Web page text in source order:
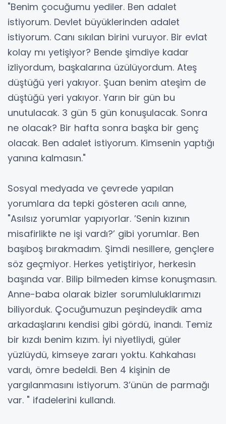
"Benim çocuğumu yediler. Ben adalet
istiyorum. Devlet büyüklerinden adalet
istiyorum. Canı sıkılan birini vuruyor. Bir evlat
kolay mı yetişiyor? Bende şimdiye kadar
izliyordum, başkalarına üzülüyordum. Ateş
düştüğü yeri yakıyor. Şuan benim ateşim de
düştüğü yeri yakıyor. Yarın bir gün bu
unutulacak. 3 gün 5 gün konuşulacak. Sonra
ne olacak? Bir hafta sonra başka bir genç
olacak. Ben adalet istiyorum. Kimsenin yaptığı
yanına kalmasın."
Sosyal medyada ve çevrede yapılan
yorumlara da tepki gösteren acılı anne,
"Asılsız yorumlar yapıyorlar. ’Senin kızının
misafirlikte ne işi vardı?’ gibi yorumlar. Ben
başıboş bırakmadım. Şimdi nesillere, gençlere
söz geçmiyor. Herkes yetiştiriyor, herkesin
başında var. Bilip bilmeden kimse konuşmasın.
Anne-baba olarak bizler sorumluluklarımızı
biliyorduk. Çocuğumuzun peşindeydik ama
arkadaşlarını kendisi gibi gördü, inandı. Temiz
bir kızdı benim kızım. İyi niyetliydi, güler
yüzlüydü, kimseye zararı yoktu. Kahkahası
vardı, ömre bedeldi. Ben 4 kişinin de
yargılanmasını istiyorum. 3’ünün de parmağı
var. " ifadelerini kullandı.